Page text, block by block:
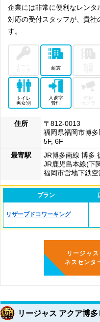
企業には非常に便利なレン
対応の受付スタッフが、貴社
す。
耐震
トイレ
男女別
入退室
管理
カメラ
住所
〒812-0013
福岡県福岡市博
5F, 6F
最寄駅
JR博多南線 博多
JR鹿児島本線(下
福岡市営地下鉄
プラン
リザーブドコワーキング
リージャ
ネスセンタ
リージャス アクア博